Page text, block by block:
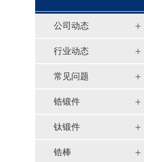
公司动态
行业动态
常见问题
锆锻件
钛锻件
锆棒